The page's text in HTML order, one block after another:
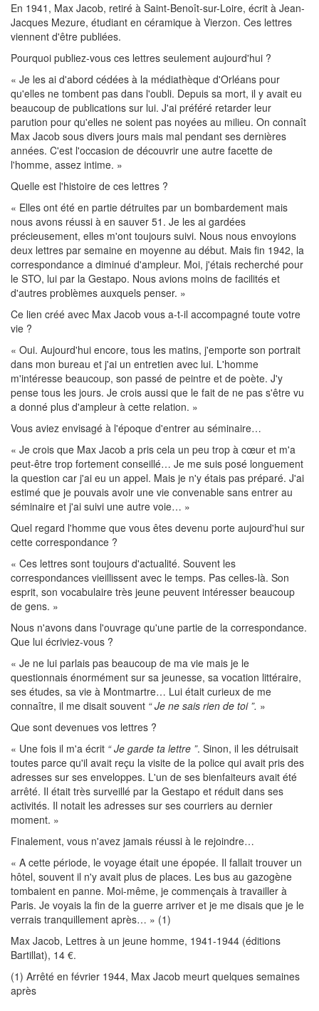
En 1941, Max Jacob, retiré à Saint-Benoît-sur-Loire, écrit à Jean-
Jacques Mezure, étudiant en céramique à Vierzon. Ces lettres
viennent d'être publiées.
Pourquoi publiez-vous ces lettres seulement aujourd'hui ?
« Je les ai d'abord cédées à la médiathèque d'Orléans pour
qu'elles ne tombent pas dans l'oubli. Depuis sa mort, il y avait eu
beaucoup de publications sur lui. J'ai préféré retarder leur
parution pour qu'elles ne soient pas noyées au milieu. On connaît
Max Jacob sous divers jours mais mal pendant ses dernières
années. C'est l'occasion de découvrir une autre facette de
l'homme, assez intime. »
Quelle est l'histoire de ces lettres ?
« Elles ont été en partie détruites par un bombardement mais
nous avons réussi à en sauver 51. Je les ai gardées
précieusement, elles m'ont toujours suivi. Nous nous envoyions
deux lettres par semaine en moyenne au début. Mais fin 1942, la
correspondance a diminué d'ampleur. Moi, j'étais recherché pour
le STO, lui par la Gestapo. Nous avions moins de facilités et
d'autres problèmes auxquels penser. »
Ce lien créé avec Max Jacob vous a-t-il accompagné toute votre
vie ?
« Oui. Aujourd'hui encore, tous les matins, j'emporte son portrait
dans mon bureau et j'ai un entretien avec lui. L'homme
m'intéresse beaucoup, son passé de peintre et de poète. J'y
pense tous les jours. Je crois aussi que le fait de ne pas s'être vu
a donné plus d'ampleur à cette relation. »
Vous aviez envisagé à l'époque d'entrer au séminaire…
« Je crois que Max Jacob a pris cela un peu trop à cœur et m'a
peut-être trop fortement conseillé… Je me suis posé longuement
la question car j'ai eu un appel. Mais je n'y étais pas préparé. J'ai
estimé que je pouvais avoir une vie convenable sans entrer au
séminaire et j'ai suivi une autre voie… »
Quel regard l'homme que vous êtes devenu porte aujourd'hui sur
cette correspondance ?
« Ces lettres sont toujours d'actualité. Souvent les
correspondances vieillissent avec le temps. Pas celles-là. Son
esprit, son vocabulaire très jeune peuvent intéresser beaucoup
de gens. »
Nous n'avons dans l'ouvrage qu'une partie de la correspondance.
Que lui écriviez-vous ?
« Je ne lui parlais pas beaucoup de ma vie mais je le
questionnais énormément sur sa jeunesse, sa vocation littéraire,
ses études, sa vie à Montmartre… Lui était curieux de me
connaître, il me disait souvent “ Je ne sais rien de toi ”. »
Que sont devenues vos lettres ?
« Une fois il m'a écrit “ Je garde ta lettre ”. Sinon, il les détruisait
toutes parce qu'il avait reçu la visite de la police qui avait pris des
adresses sur ses enveloppes. L'un de ses bienfaiteurs avait été
arrêté. Il était très surveillé par la Gestapo et réduit dans ses
activités. Il notait les adresses sur ses courriers au dernier
moment. »
Finalement, vous n'avez jamais réussi à le rejoindre…
« A cette période, le voyage était une épopée. Il fallait trouver un
hôtel, souvent il n'y avait plus de places. Les bus au gazogène
tombaient en panne. Moi-même, je commençais à travailler à
Paris. Je voyais la fin de la guerre arriver et je me disais que je le
verrais tranquillement après… » (1)
Max Jacob, Lettres à un jeune homme, 1941-1944 (éditions
Bartillat), 14 €.
(1) Arrêté en février 1944, Max Jacob meurt quelques semaines
après